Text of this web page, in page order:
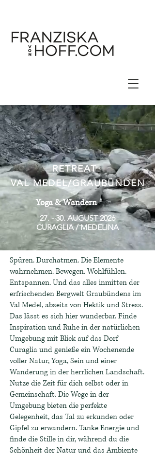
RETREAT
VAL MEDEL/GRAUBÜNDEN
Yoga & Wandern
27. - 30. AUGUST 2026
CURAGLIA / MEDELINA
Spüren. Durchatmen. Die Elemente
wahrnehmen. Bewegen. Wohlfühlen.
Entspannen. Und das alles inmitten der
erfrischenden Bergwelt Graubündens im
Val Medel, abseits von Hektik und Stress.
Das lässt es sich hier wunderbar. Finde
Inspiration und Ruhe in der natürlichen
Umgebung mit Blick auf das Dorf
Curaglia und genieße ein Wochenende
voller Natur, Yoga, Sein und einer
Wanderung in der herrlichen Landschaft.
Nutze die Zeit für dich selbst oder in
Gemeinschaft. Die Wege in der
Umgebung bieten die perfekte
Gelegenheit, das Tal zu erkunden oder
Gipfel zu erwandern. Tanke Energie und
finde die Stille in dir, während du die
Schönheit der Natur und das Ambiente